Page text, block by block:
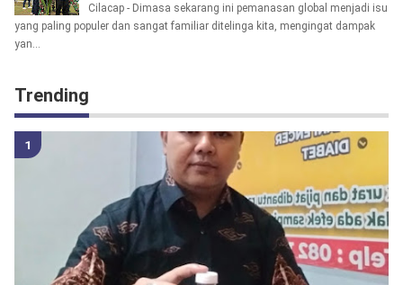
Cilacap - Dimasa sekarang ini pemanasan global menjadi isu
yang paling populer dan sangat familiar ditelinga kita, mengingat dampak
yan...
Trending